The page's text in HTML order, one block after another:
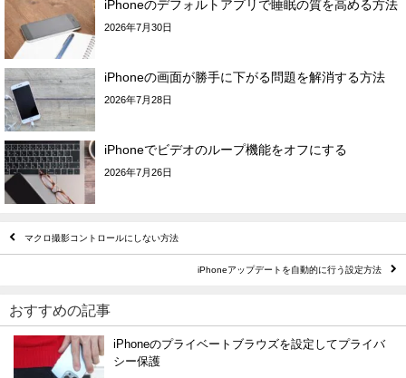
iPhoneのデフォルトアプリで睡眠の質を高める方法
2026年7月30日
iPhoneの画面が勝手に下がる問題を解消する方法
2026年7月28日
iPhoneでビデオのループ機能をオフにする
2026年7月26日
マクロ撮影コントロールにしない方法
iPhoneアップデートを自動的に行う設定方法
おすすめの記事
iPhoneのプライベートブラウズを設定してプライバ
シー保護